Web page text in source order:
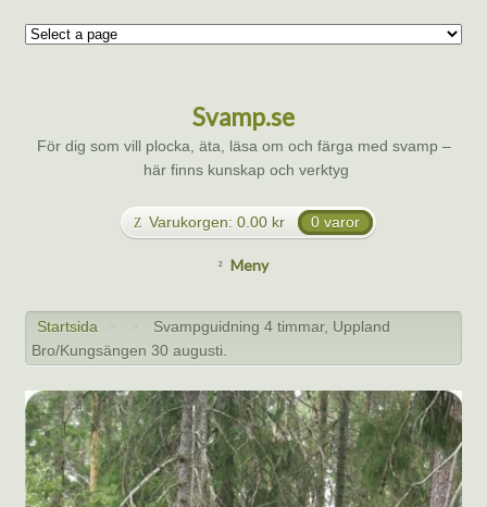
Svamp.se
För dig som vill plocka, äta, läsa om och färga med svamp –
här finns kunskap och verktyg
Varukorgen: 0.00 kr 0 varor
Meny
Startsida > >
Svampguidning 4 timmar, Uppland
Bro/Kungsängen 30 augusti.